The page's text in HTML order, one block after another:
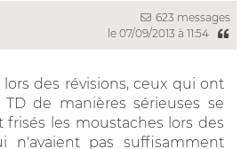
623 messages
le 07/09/2013 à 11:54
des révisions, ceux qui ont
de manières sérieuses se
les moustaches lors des
n'avaient pas suffisamment